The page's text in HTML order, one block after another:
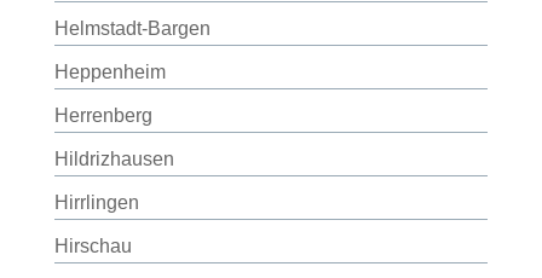
Helmstadt-Bargen
Heppenheim
Herrenberg
Hildrizhausen
Hirrlingen
Hirschau